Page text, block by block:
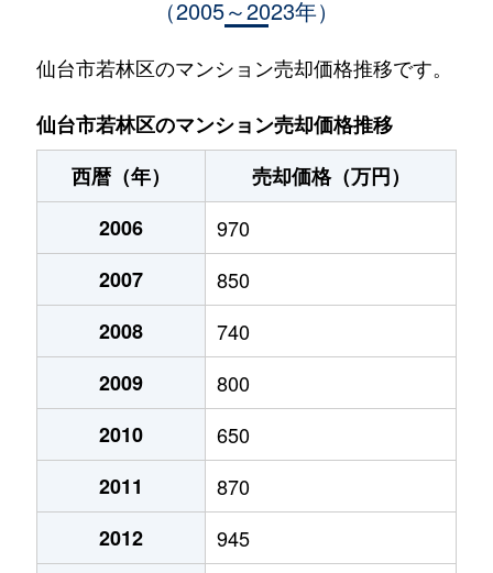
2,100万円 河原町(宮城)
河原町
2,400万円 河原町(宮城)
徒歩1分
河原町
1,700万円 河原町(宮城)
河原町
2,400万円 河原町(宮城)
徒歩6分
河原町
3,700万円
河原町
1,800万円
三百人町
1,000万円
520万円
5,800万円
2,500万円
3,200万円
（2005～2023年）
仙台市若林区のマンション売却価格推移です。
仙台市若林区のマンション売却価格推移
西暦（年）
売却価格（万円）
2006
970
2007
850
2008
740
2009
800
2010
650
2011
870
2012
945